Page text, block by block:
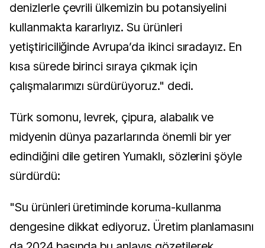
denizlerle çevrili ülkemizin bu potansiyelini
kullanmakta kararlıyız. Su ürünleri
yetiştiriciliğinde Avrupa’da ikinci sıradayız. En
kısa sürede birinci sıraya çıkmak için
çalışmalarımızı sürdürüyoruz." dedi.
Türk somonu, levrek, çipura, alabalık ve
midyenin dünya pazarlarında önemli bir yer
edindiğini dile getiren Yumaklı, sözlerini şöyle
sürdürdü:
"Su ürünleri üretiminde koruma-kullanma
dengesine dikkat ediyoruz. Üretim planlamasını